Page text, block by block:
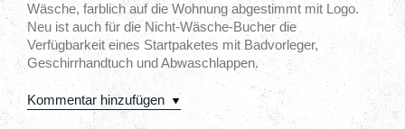
Wäsche, farblich auf die Wohnung abgestimmt mit Logo.
Neu ist auch für die Nicht-Wäsche-Bucher die
Verfügbarkeit eines Startpaketes mit Badvorleger,
Geschirrhandtuch und Abwaschlappen.
Kommentar hinzufügen